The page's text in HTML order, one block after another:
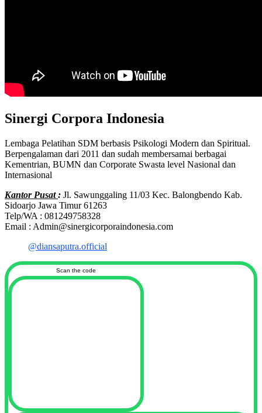
Sinergi Corpora Indonesia
Lembaga Pelatihan SDM berbasis Psikologi Modern dan Spiritual.
Berpengalaman dari 2011 dan sudah membersamai berbagai
Kementrian, BUMN dan Corporate Swasta level Nasional dan
Internasional
Kantor Pusat: Jl. Sawunggaling 11/03 Kec. Balongbendo Kab.
Sidoarjo Jawa Timur 61263
Telp/WA : 081249758328
Email : Admin@sinergicorporaindonesia.com
@diansaputra.official
Scan the code